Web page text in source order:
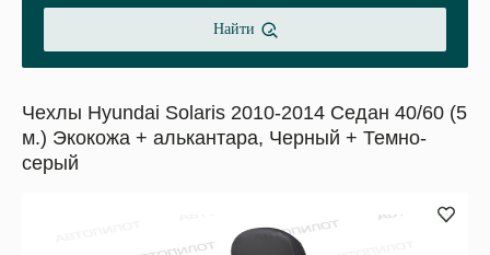
Найти
Чехлы Hyundai Solaris 2010-2014 Седан 40/60 (5
м.) Экокожа + алькантара, Черный + Темно-
серый